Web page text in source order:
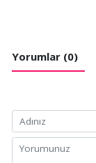
Yorumlar (0)